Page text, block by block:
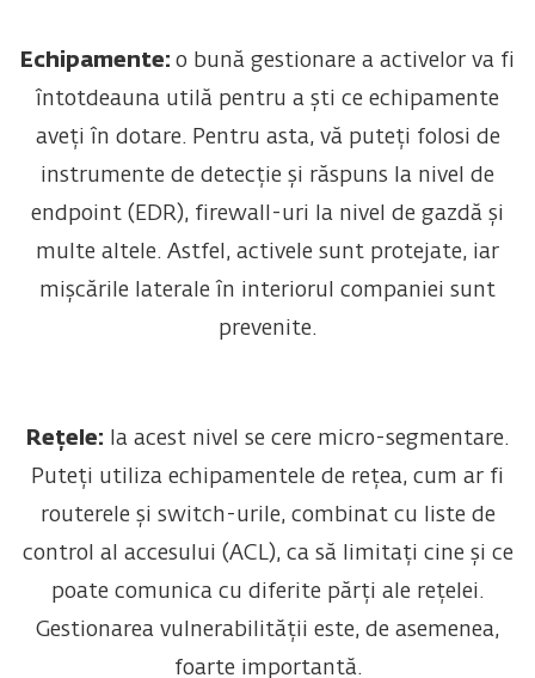
Echipamente: o bună gestionare a activelor va fi
întotdeauna utilă pentru a ști ce echipamente
aveți în dotare. Pentru asta, vă puteți folosi de
instrumente de detecție și răspuns la nivel de
endpoint (EDR), firewall-uri la nivel de gazdă și
multe altele. Astfel, activele sunt protejate, iar
mișcările laterale în interiorul companiei sunt
prevenite.
Rețele: la acest nivel se cere micro-segmentare.
Puteți utiliza echipamentele de rețea, cum ar fi
routerele și switch-urile, combinat cu liste de
control al accesului (ACL), ca să limitați cine și ce
poate comunica cu diferite părți ale rețelei.
Gestionarea vulnerabilității este, de asemenea,
foarte importantă.